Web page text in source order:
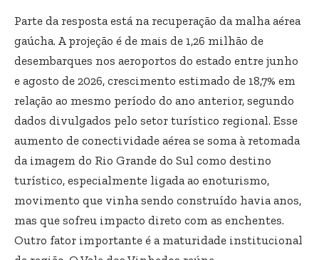
Parte da resposta está na recuperação da malha aérea
gaúcha. A projeção é de mais de 1,26 milhão de
desembarques nos aeroportos do estado entre junho
e agosto de 2026, crescimento estimado de 18,7% em
relação ao mesmo período do ano anterior, segundo
dados divulgados pelo setor turístico regional. Esse
aumento de conectividade aérea se soma à retomada
da imagem do Rio Grande do Sul como destino
turístico, especialmente ligada ao enoturismo,
movimento que vinha sendo construído havia anos,
mas que sofreu impacto direto com as enchentes.
Outro fator importante é a maturidade institucional